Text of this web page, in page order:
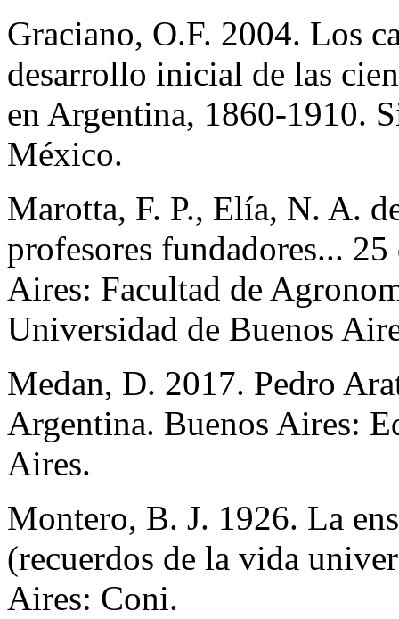
Graciano, O.F. 2004. Los
desarrollo inicial de las
en Argentina, 1860-1910.
México.
Marotta, F. P., Elía, N. A.
profesores fundadores...
Aires: Facultad de
Universidad de Buenos
Medan, D. 2017. Pedro
Argentina. Buenos Aires:
Aires.
Montero, B. J. 1926. La
(recuerdos de la vida
Aires: Coni.